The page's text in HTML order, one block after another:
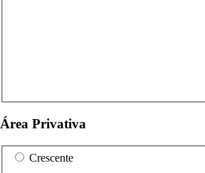
Área Privativa
Crescente